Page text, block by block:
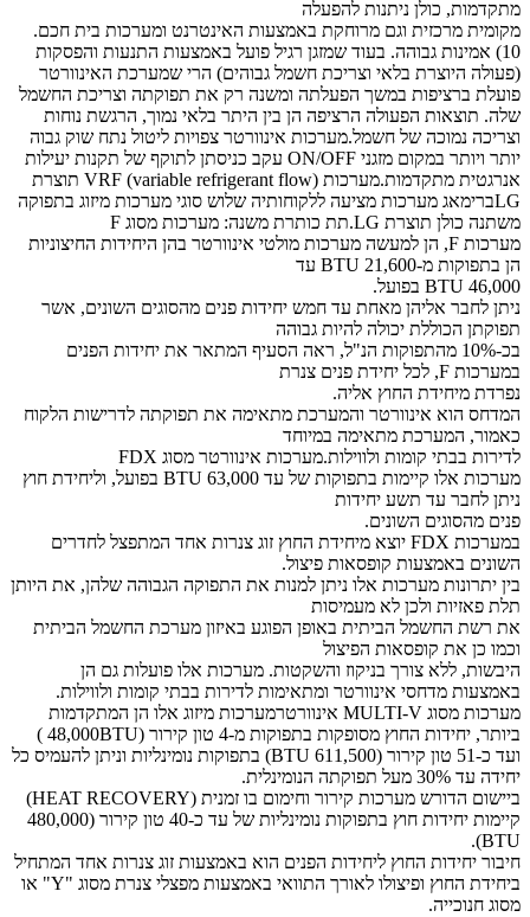
מתקדמות, כולן ניתנות להפעלה
מקומית מרכזית וגם מרוחקת באמצעות האינטרנט ומערכות בית חכם.
10) אמינות גבוהה. בעוד שמזגן רגיל פועל באמצעות התנעות והפסקות
(פעולה היוצרת בלאי וצריכת חשמל גבוהים) הרי שמערכת האינוורטר
פועלת ברציפות במשך הפעלתה ומשנה רק את תפוקתה וצריכת החשמל
שלה. תוצאות הפעולה הרציפה הן בין היתר בלאי נמוך, הרגשת נוחות
וצריכה נמוכה של חשמל.מערכות אינוורטר צפויות ליטול נתח שוק גבוה
יותר ויותר במקום מזגני ON/OFF עקב כניסתן לתוקף של תקנות יעילות
אנרגטית מתקדמות.מערכות VRF (variable refrigerant flow) תוצרת
LGברימאג מערכות מציעה ללקוחותיה שלוש סוגי מערכות מיזוג בתפוקה
משתנה כולן תוצרת LG.תת כותרת משנה: מערכות מסוג F
מערכות F, הן למעשה מערכות מולטי אינוורטר בהן היחידות החיצוניות
הן בתפוקות מ-21,600 BTU עד
46,000 BTU בפועל.
ניתן לחבר אליהן מאחת עד חמש יחידות פנים מהסוגים השונים, אשר
תפוקתן הכוללת יכולה להיות גבוהה
בכ-10% מהתפוקות הנ"ל, ראה הסעיף המתאר את יחידות הפנים
במערכות F, לכל יחידת פנים צנרת
נפרדת מיחידת החוץ אליה.
המדחס הוא אינוורטר והמערכת מתאימה את תפוקתה לדרישות הלקוח
כאמור, המערכת מתאימה במיוחד
לדירות בבתי קומות ולווילות.מערכות אינוורטר מסוג FDX
מערכות אלו קיימות בתפוקות של עד 63,000 BTU בפועל, וליחידת חוץ
ניתן לחבר עד תשע יחידות
פנים מהסוגים השונים.
במערכות FDX יוצא מיחידת החוץ זוג צנרות אחד המתפצל לחדרים
השונים באמצעות קופסאות פיצול.
בין יתרונות מערכות אלו ניתן למנות את התפוקה הגבוהה שלהן, את היותן
תלת פאזיות ולכן לא מעמיסות
את רשת החשמל הביתית באופן הפוגע באיזון מערכת החשמל הביתית
וכמו כן את קופסאות הפיצול
היבשות, ללא צורך בניקוז והשקטות. מערכות אלו פועלות גם הן
באמצעות מדחסי אינוורטר ומתאימות לדירות בבתי קומות ולווילות.
מערכות מסוג MULTI-V אינוורטרמערכות מיזוג אלו הן המתקדמות
ביותר, יחידות החוץ מסופקות בתפוקות מ-4 טון קירור (48,000BTU )
ועד כ-51 טון קירור (611,500 BTU) בתפוקות נומינליות וניתן להעמיס כל
יחידה עד 30% מעל תפוקתה הנומינלית.
ביישום הדורש מערכות קירור וחימום בו זמנית (HEAT RECOVERY)
קיימות יחידות חוץ בתפוקות נומינליות של עד כ-40 טון קירור (480,000
BTU).
חיבור יחידות החוץ ליחידות הפנים הוא באמצעות זוג צנרות אחד המתחיל
ביחידת החוץ ופיצולו לאורך התוואי באמצעות מפצלי צנרת מסוג "Y" או
מסוג חנוכייה.